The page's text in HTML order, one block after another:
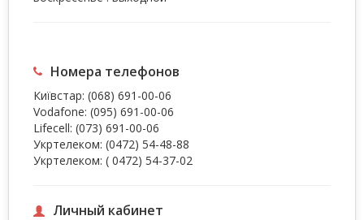
Номера телефонов
Київстар: (068) 691-00-06
Vodafone: (095) 691-00-06
Lifecell: (073) 691-00-06
Укртелеком: (0472) 54-48-88
Укртелеком: ( 0472) 54-37-02
Личный кабинет